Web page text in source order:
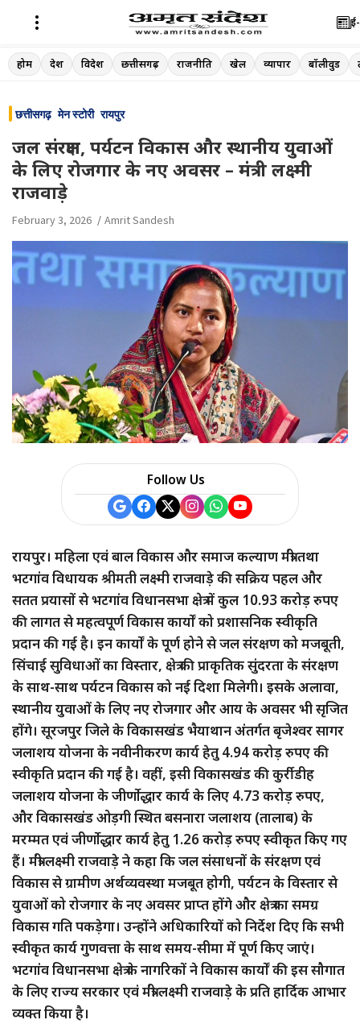
Skip
to
होम देश विदेश छत्तीसगढ़ राजनीति खेल व्यापार बॉलीवुड
छत्तीसगढ़ मेन स्टोरी रायपुर
जल संरक्षण, पर्यटन विकास और स्थानीय युवाओं
के लिए रोजगार के नए अवसर – मंत्री लक्ष्मी
राजवाड़े
February 3, 2026 Amrit Sandesh
Follow Us
रायपुर। महिला एवं बाल विकास और समाज कल्याण मंत्री तथा
भटगांव विधायक श्रीमती लक्ष्मी राजवाड़े की सक्रिय पहल और
सतत प्रयासों से भटगांव विधानसभा क्षेत्र में कुल 10.93 करोड़ रुपए
की लागत से महत्वपूर्ण विकास कार्यों को प्रशासनिक स्वीकृति
प्रदान की गई है। इन कार्यों के पूर्ण होने से जल संरक्षण को मजबूती,
सिंचाई सुविधाओं का विस्तार, क्षेत्र की प्राकृतिक सुंदरता के संरक्षण
के साथ-साथ पर्यटन विकास को नई दिशा मिलेगी। इसके अलावा,
स्थानीय युवाओं के लिए नए रोजगार और आय के अवसर भी सृजित
होंगे। सूरजपुर जिले के विकासखंड भैयाथान अंतर्गत बृजेश्वर सागर
जलाशय योजना के नवीनीकरण कार्य हेतु 4.94 करोड़ रुपए की
स्वीकृति प्रदान की गई है। वहीं, इसी विकासखंड की कुर्रीडीह
जलाशय योजना के जीर्णोद्धार कार्य के लिए 4.73 करोड़ रुपए,
और विकासखंड ओड़गी स्थित बसनारा जलाशय (तालाब) के
मरम्मत एवं जीर्णोद्धार कार्य हेतु 1.26 करोड़ रुपए स्वीकृत किए गए
हैं। मंत्री लक्ष्मी राजवाड़े ने कहा कि जल संसाधनों के संरक्षण एवं
विकास से ग्रामीण अर्थव्यवस्था मजबूत होगी, पर्यटन के विस्तार से
युवाओं को रोजगार के नए अवसर प्राप्त होंगे और क्षेत्र का समग्र
विकास गति पकड़ेगा। उन्होंने अधिकारियों को निर्देश दिए कि सभी
स्वीकृत कार्य गुणवत्ता के साथ समय-सीमा में पूर्ण किए जाएं।
भटगांव विधानसभा क्षेत्र के नागरिकों ने विकास कार्यों की इस सौगात
के लिए राज्य सरकार एवं मंत्री लक्ष्मी राजवाड़े के प्रति हार्दिक आभार
व्यक्त किया है।